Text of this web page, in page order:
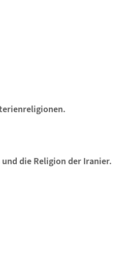
die Religion der Iranier.